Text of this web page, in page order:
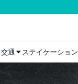
交通 ステイケーション